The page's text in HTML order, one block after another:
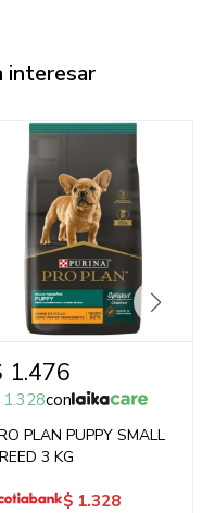
interesar
1.476
1.328con
PLAN PUPPY SMALL
3 KG
$ 1.328